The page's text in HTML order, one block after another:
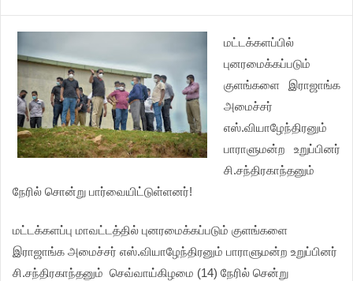
மட்டக்களப்பில்
புனரமைக்கப்படும்
குளங்களை இராஜாங்க
அமைச்சர்
எஸ்.வியாழேந்திரனும்
பாராளுமன்ற உறுப்பினர்
சி.சந்திரகாந்தனும்
நேரில் சொன்று பார்வையிட்டுள்ளனர்!
மட்டக்களப்பு மாவட்டத்தில் புனரமைக்கப்படும் குளங்களை
இராஜாங்க அமைச்சர் எஸ்.வியாழேந்திரனும் பாராளுமன்ற உறுப்பினர்
சி.சந்திரகாந்தனும் செவ்வாய்கிழமை (14) நேரில் சென்று